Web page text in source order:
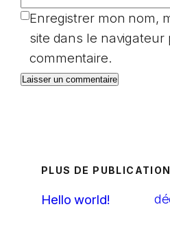
Enregistrer mon nom,
site dans le navigateur
commentaire.
PLUS DE
Hello world!